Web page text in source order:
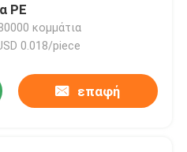
PE
κομμάτια
0.018/piece
επαφή